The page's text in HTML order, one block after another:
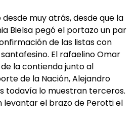
muy atrás, desde que la
Bielsa pegó el portazo un par
de las listas con
El rafaelino Omar
la contienda junto al
de la Nación, Alejandro
todavía lo muestran terceros.
levantar el brazo de Perotti el